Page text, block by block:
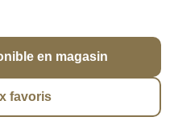
en magasin
favoris